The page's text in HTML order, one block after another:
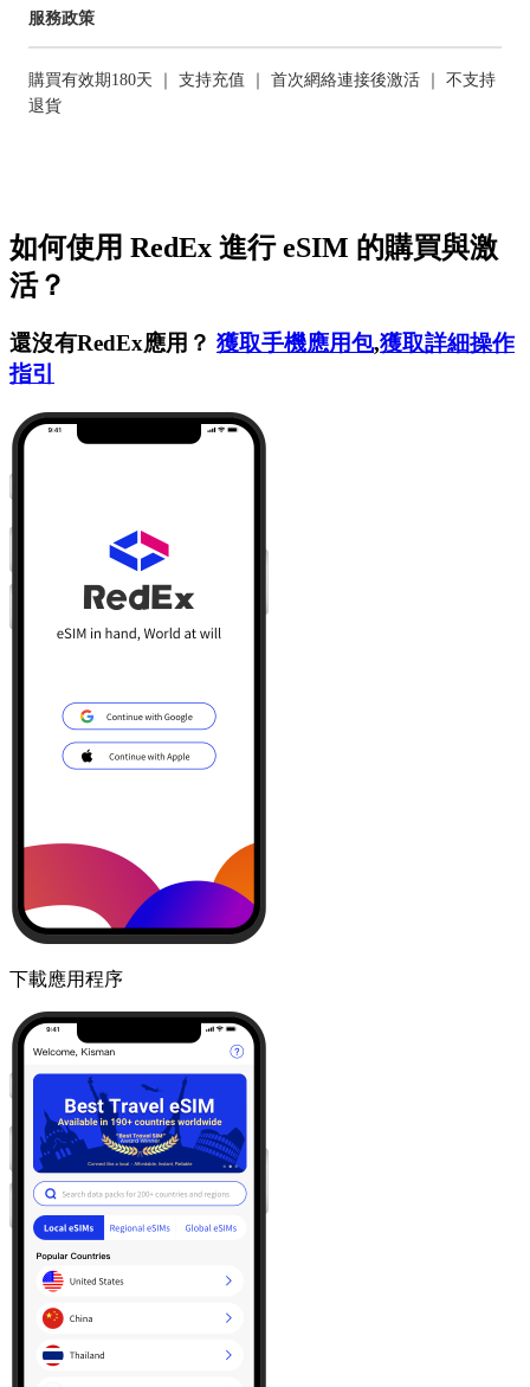
服務政策
購買有效期180天 ｜ 支持充值 ｜ 首次網絡連接後激活 ｜ 不支持
退貨
如何使用 RedEx 進行 eSIM 的購買與激
活？
還沒有RedEx應用？ 獲取手機應用包,獲取詳細操作
指引
下載應用程序